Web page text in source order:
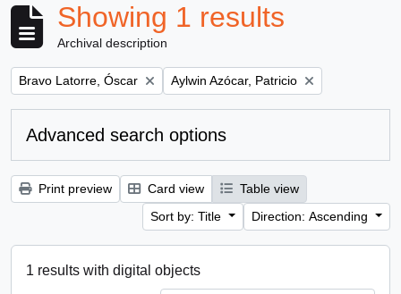
Showing 1 results
Archival description
Remove filter:
Bravo Latorre, Óscar Remove filter:
Aylwin Azócar, Patricio
Advanced search options
Print preview Card view
Table view
Sort by: Title
Direction: Ascending
1 results with digital objects